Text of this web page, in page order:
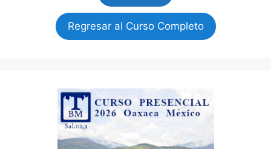
Regresar al Curso Completo